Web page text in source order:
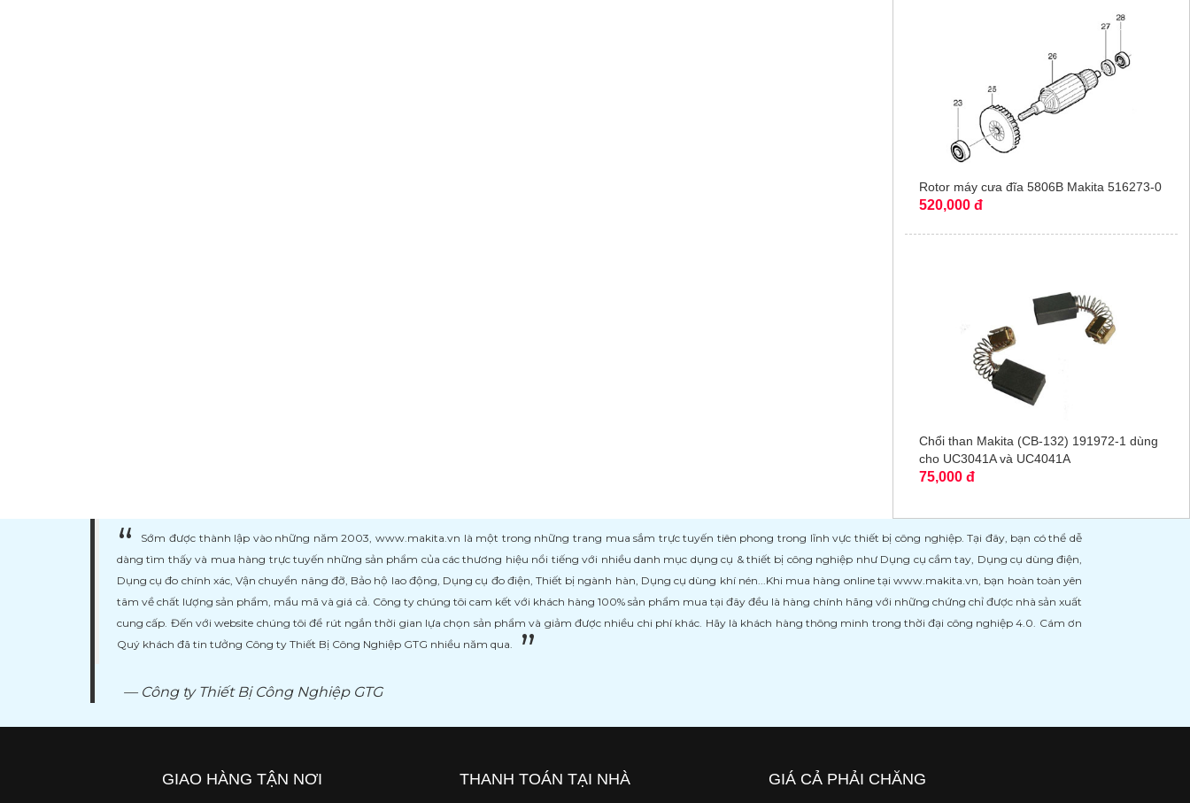
Rotor máy cưa đĩa 5806B Makita 516273-0
520,000 đ
Chổi than Makita (CB-132) 191972-1 dùng
cho UC3041A và UC4041A
75,000 đ
Sớm được thành lập vào những năm 2003, www.makita.vn là một trong những trang mua sắm trực tuyến tiên phong trong lĩnh vực thiết bị công nghiệp. Tại đây, bạn có thể dễ
dàng tìm thấy và mua hàng trực tuyến những sản phẩm của các thương hiệu nổi tiếng với nhiều danh mục dụng cụ & thiết bị công nghiệp như Dụng cụ cầm tay, Dụng cụ dùng điện,
Dụng cụ đo chính xác, Vận chuyển nâng đỡ, Bảo hộ lao động, Dụng cụ đo điện, Thiết bị ngành hàn, Dụng cụ dùng khí nén...Khi mua hàng online tại www.makita.vn, bạn hoàn toàn yên
tâm về chất lượng sản phẩm, mẩu mã và giá cả. Công ty chúng tôi cam kết với khách hàng 100% sản phẩm mua tại đây đều là hàng chính hãng với những chứng chỉ được nhà sản xuất
cung cấp. Đến với website chúng tôi để rút ngắn thời gian lựa chọn sản phẩm và giảm được nhiều chi phí khác. Hãy là khách hàng thông minh trong thời đại công nghiệp 4.0. Cám ơn
Quý khách đã tin tưởng Công ty Thiết Bị Công Nghiệp GTG nhiều năm qua.
Công ty Thiết Bị Công Nghiệp GTG
GIAO HÀNG TẬN NƠI THANH TOÁN TẠI NHÀ GIÁ CẢ PHẢI CHĂNG